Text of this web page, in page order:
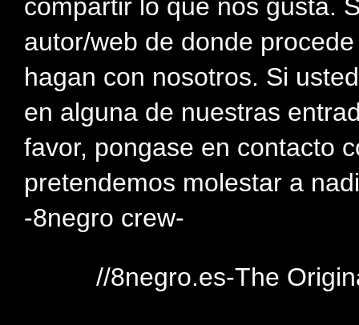
compartir lo que nos gusta.
autor/web de donde
hagan con nosotros. Si
en alguna de nuestras
favor, pongase en contacto
pretendemos molestar a
-8negro crew-
//8negro.es-The